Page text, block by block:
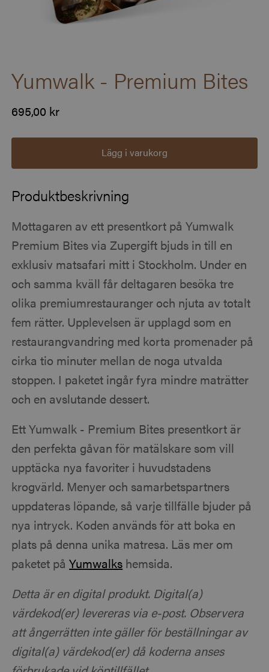
Yumwalk - Premium Bites
695,00 kr
Lägg i varukorg
Produktbeskrivning
Mottagaren av ett presentkort på Yumwalk
Premium Bites via Zupergift bjuds in till en
exklusiv matsafari mitt i Stockholm. Under en
och samma kväll får deltagaren besöka tre
olika premiumrestauranger och njuta av totalt
fem rätter. Upplevelsen är upplagd som en
restaurangvandring med korta promenader på
cirka tio minuter mellan de noga utvalda
stoppen. I paketet ingår fyra mindre maträtter
och en avslutande dessert.
Ett Yumwalk - Premium Bites presentkort är
den perfekta gåvan för matälskare som vill
upptäcka nya favoriter i huvudstadens
krogvärld. Menyer och samarbetspartners
uppdateras löpande, så varje tillfälle bjuder på
nya intryck. Koden används för att boka en
plats på denna unika matresa. Läs mer om
paketet påYumwalks hemsida.
Detta är en digital produkt. Digital(a)
värdekod(er) levereras via e-post. Observera
att ångerrätten inte gäller för beställningar av
digital(a) värdekod(er) då koderna anses